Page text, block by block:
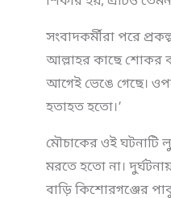
সংবাদকর্মীরা পরে
আল্লাহর কাছে শোকর
আগেই ভেঙে গেছে।
হতাহত হতো।’
মৌচাকের ওই ঘটনাটি
মরতে হতো না।
বাড়ি কিশোরগঞ্জের